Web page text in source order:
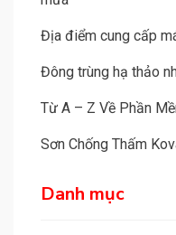
Địa điểm cung cấp
Đông trùng hạ thảo
Từ A – Z Về Phần
Sơn Chống Thấm
Danh mục